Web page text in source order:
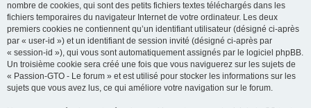
nombre de cookies, qui sont des petits fichiers textes téléchargés dans les
fichiers temporaires du navigateur Internet de votre ordinateur. Les deux
premiers cookies ne contiennent qu’un identifiant utilisateur (désigné ci-après
par « user-id ») et un identifiant de session invité (désigné ci-après par
« session-id »), qui vous sont automatiquement assignés par le logiciel phpBB.
Un troisième cookie sera créé une fois que vous naviguerez sur les sujets de
« Passion-GTO - Le forum » et est utilisé pour stocker les informations sur les
sujets que vous avez lus, ce qui améliore votre navigation sur le forum.